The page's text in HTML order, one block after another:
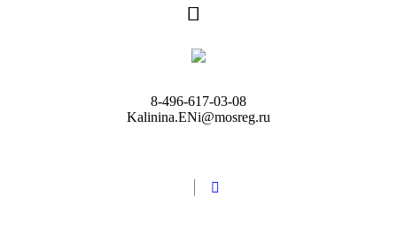
8-496-617-03-08
Kalinina.ENi@mosreg.ru